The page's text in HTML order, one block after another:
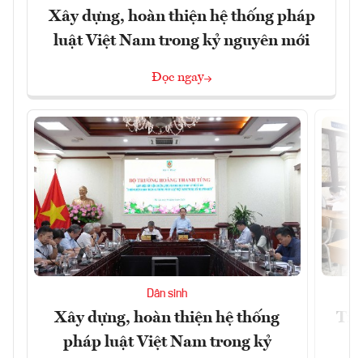
Xây dựng, hoàn thiện hệ thống pháp
luật Việt Nam trong kỷ nguyên mới
Đọc ngay
Dân sinh
Xây dựng, hoàn thiện hệ thống
pháp luật Việt Nam trong kỷ